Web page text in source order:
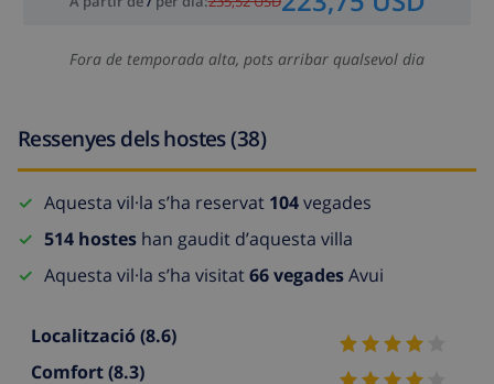
Fora de temporada alta, pots arribar qualsevol dia
Ressenyes dels hostes (38)
Aquesta vil·la s’ha reservat 104vegades
514 hostes han gaudit d’aquesta villa
Aquesta vil·la s’ha visitat66 vegadesAvui
Localització (8.6)
Comfort(8.3)